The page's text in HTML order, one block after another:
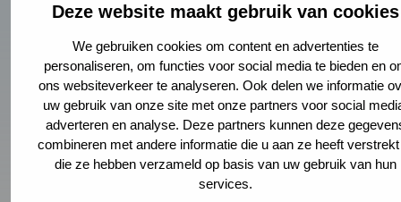
Deze website maakt gebruik van cookies
We gebruiken cookies om content en advertenties te
personaliseren, om functies voor social media te bieden en
ons websiteverkeer te analyseren. Ook delen we informatie
uw gebruik van onze site met onze partners voor social
adverteren en analyse. Deze partners kunnen deze
combineren met andere informatie die u aan ze heeft
die ze hebben verzameld op basis van uw gebruik van hun
services.
Kwik